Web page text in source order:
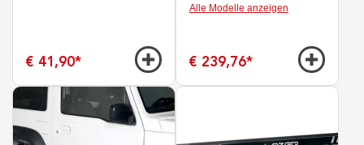
€ 41,90*
Alle Modelle anzeigen
€ 239,76*